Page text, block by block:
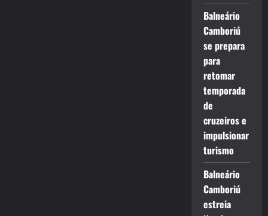
Balneário
Camboriú
se prepara
para
retomar
temporada
de
cruzeiros e
impulsionar
turismo
Balneário
Camboriú
estreia